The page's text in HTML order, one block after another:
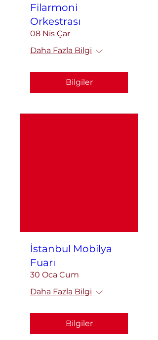
Filarmoni
Orkestrası
08 Nis Çar
Daha Fazla Bilgi
Bilgiler
İstanbul Mobilya
Fuarı
30 Oca Cum
Daha Fazla Bilgi
Bilgiler